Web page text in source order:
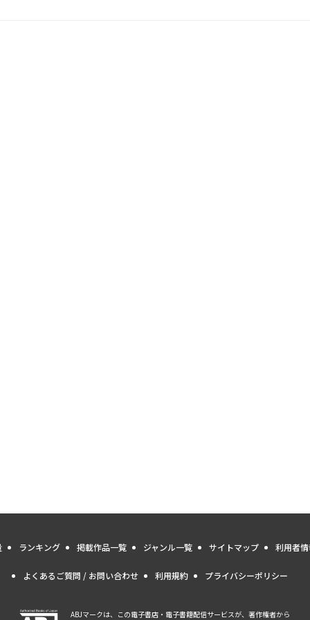
ランキング 掲載作品一覧 ジャンル一覧 サイトマップ 利用者
よくあるご質問 / お問い合わせ 利用規約 プライバシーポリシー
ABJマークは、この電子書店・電子書籍配信サービスが、著作権者から